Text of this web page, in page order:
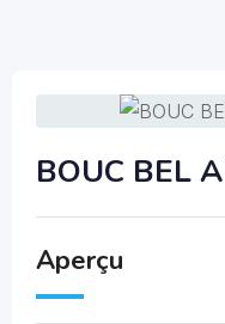
BOUC BEL
Aperçu